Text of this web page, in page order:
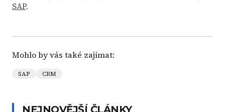
SAP.
Mohlo by vás také zajímat:
SAP CRM
NEJNOVĚJŠÍ ČLÁNKY